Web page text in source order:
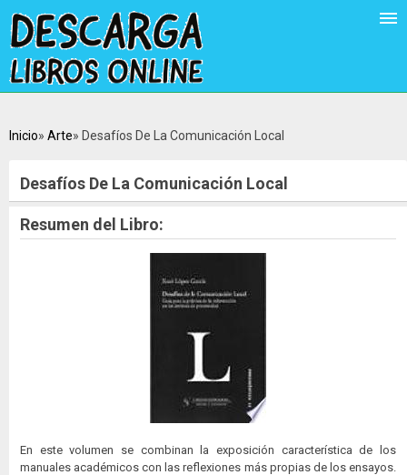
Inicio Arte Desafíos De La Comunicación Local
Desafíos De La Comunicación Local
Resumen del Libro:
En este volumen se combinan la exposición característica de los
manuales académicos con las reflexiones más propias de los ensayos.